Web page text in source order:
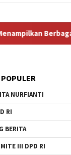
Mulai Dari
NURFIANTI
RI
BERITA
III DPD RI